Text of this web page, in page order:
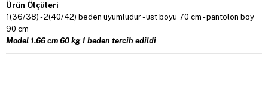
Ürün Ölçüleri
1(36/38) - 2(40/42) beden uyumludur - üst boyu 70 cm - pantolon boy
90 cm
Model 1.66 cm 60 kg 1 beden tercih edildi